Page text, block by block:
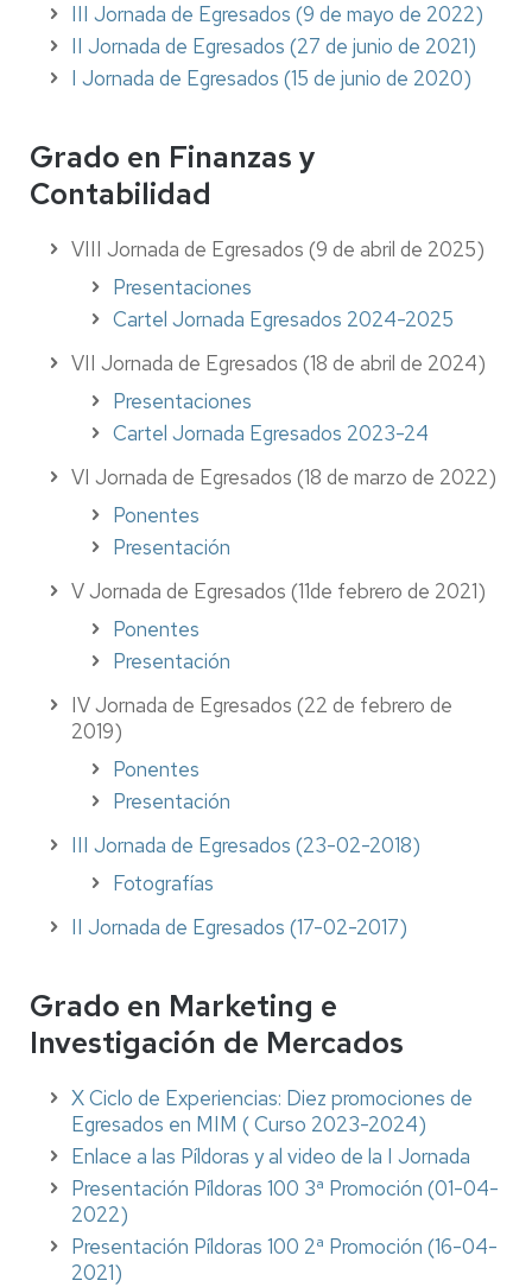
III Jornada de Egresados (9 de mayo de 2022)
II Jornada de Egresados (27 de junio de 2021)
I Jornada de Egresados (15 de junio de 2020)
Grado en Finanzas y
Contabilidad
VIII Jornada de Egresados (9 de abril de 2025)
Presentaciones
Cartel Jornada Egresados 2024-2025
VII Jornada de Egresados (18 de abril de 2024)
Presentaciones
Cartel Jornada Egresados 2023-24
VI Jornada de Egresados (18 de marzo de 2022)
Ponentes
Presentación
V Jornada de Egresados (11de febrero de 2021)
Ponentes
Presentación
IV Jornada de Egresados (22 de febrero de
2019)
Ponentes
Presentación
III Jornada de Egresados (23-02-2018)
Fotografías
II Jornada de Egresados (17-02-2017)
Grado en Marketing e
Investigación de Mercados
X Ciclo de Experiencias: Diez promociones de
Egresados en MIM ( Curso 2023-2024)
Enlace a las Píldoras y al video de la I Jornada
Presentación Píldoras 100 3ª Promoción (01-04-
2022)
Presentación Píldoras 100 2ª Promoción (16-04-
2021)